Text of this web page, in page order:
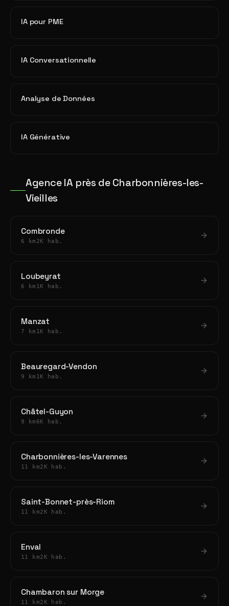
IA pour PME
IA Conversationnelle
Analyse de Données
IA Générative
Agence IA près de Charbonnières-les-
Vieilles
Combronde
6 km 2K hab.
Loubeyrat
6 km 1K hab.
Manzat
7 km 1K hab.
Beauregard-Vendon
9 km 1K hab.
Châtel-Guyon
9 km 6K hab.
Charbonnières-les-Varennes
11 km2K hab.
Saint-Bonnet-près-Riom
11 km2K hab.
Enval
11 km2K hab.
Chambaron sur Morge
11 km2K hab.